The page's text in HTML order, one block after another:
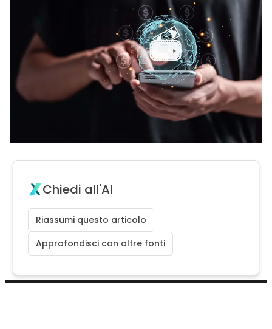
Chiedi all'AI
Riassumi questo articolo
Approfondisci con altre fonti